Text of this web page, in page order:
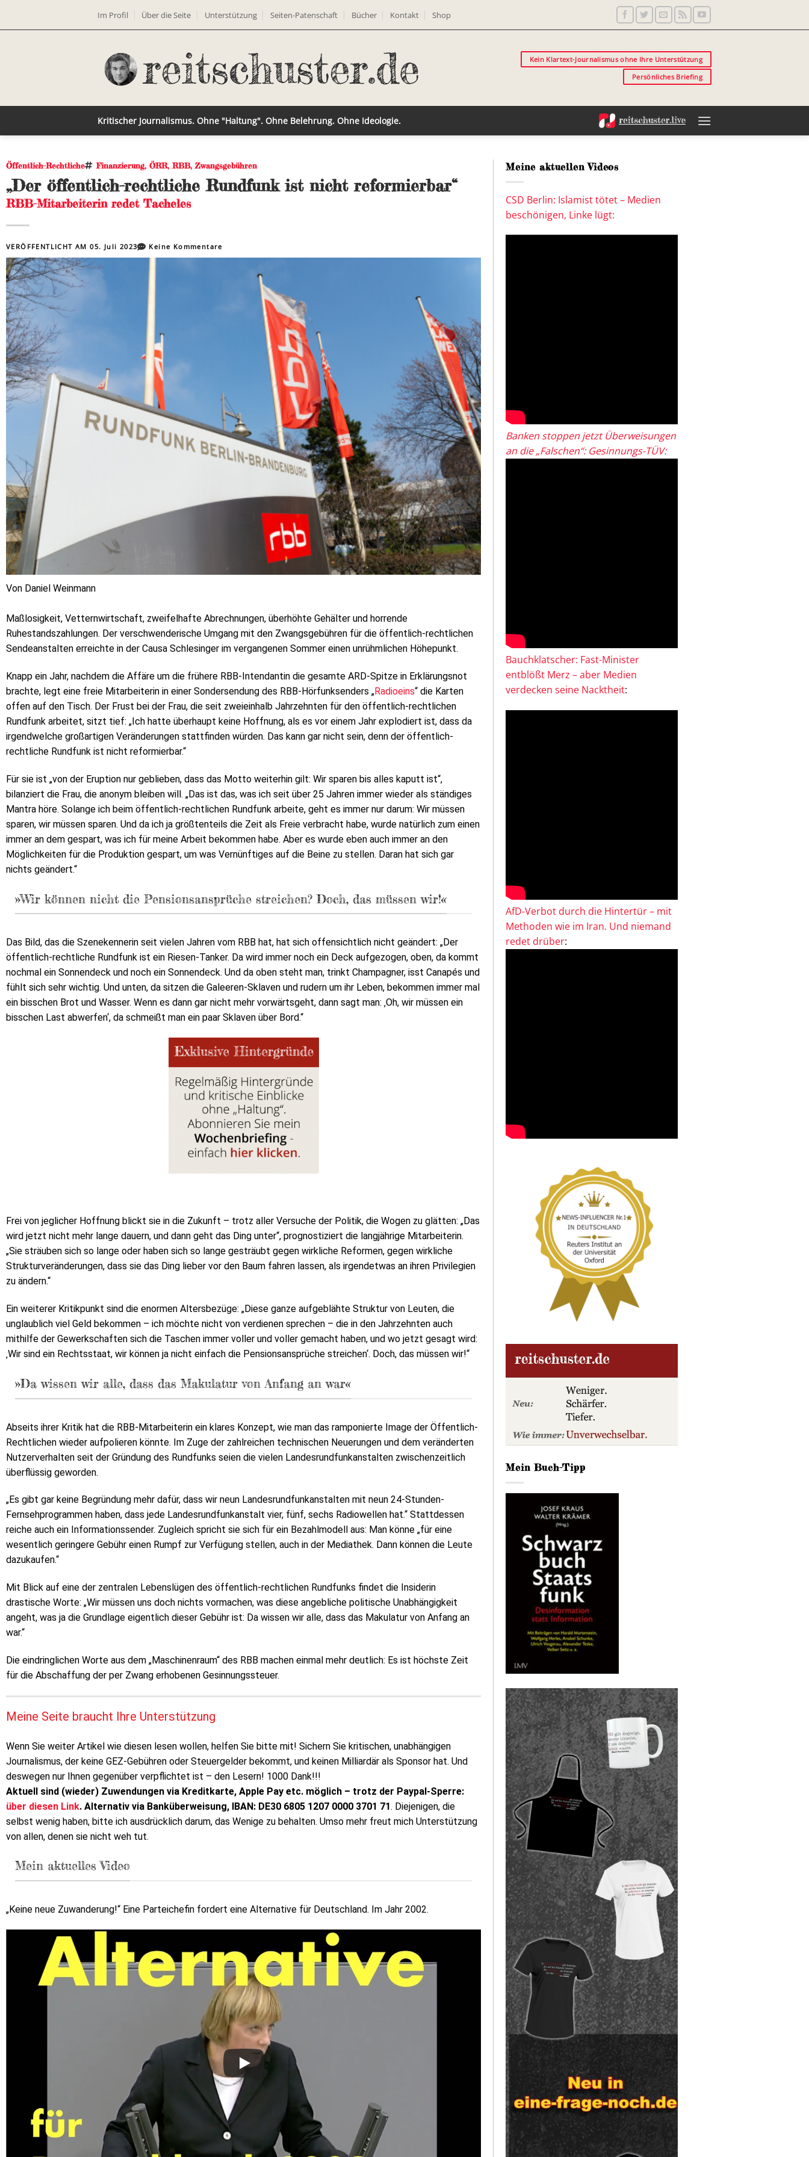
Im Profil Über die Seite Unterstützung Seiten-Patenschaft Bücher Kontakt Shop
Kein Klartext-Journalismus ohne Ihre Unterstützung
Persönliches Briefing
Kritischer Journalismus. Ohne "Haltung". Ohne Belehrung. Ohne Ideologie.
Öffentlich-Rechtliche Finanzierung, ÖRR, RBB, Zwangsgebühren
„Der öffentlich-rechtliche Rundfunk ist nicht reformierbar“
RBB-Mitarbeiterin redet Tacheles
VERÖFFENTLICHT AM05. Juli 2023 Keine Kommentare
Von Daniel Weinmann
Maßlosigkeit, Vetternwirtschaft, zweifelhafte Abrechnungen, überhöhte Gehälter und horrende
Ruhestandszahlungen. Der verschwenderische Umgang mit den Zwangsgebühren für die öffentlich-rechtlichen
Sendeanstalten erreichte in der Causa Schlesinger im vergangenen Sommer einen unrühmlichen Höhepunkt.
Knapp ein Jahr, nachdem die Affäre um die frühere RBB-Intendantin die gesamte ARD-Spitze in Erklärungsnot
brachte, legt eine freie Mitarbeiterin in einer Sondersendung des RBB-Hörfunksenders „Radioeins“ die Karten
offen auf den Tisch. Der Frust bei der Frau, die seit zweieinhalb Jahrzehnten für den öffentlich-rechtlichen
Rundfunk arbeitet, sitzt tief: „Ich hatte überhaupt keine Hoffnung, als es vor einem Jahr explodiert ist, dass da
irgendwelche großartigen Veränderungen stattfinden würden. Das kann gar nicht sein, denn der öffentlich-
rechtliche Rundfunk ist nicht reformierbar.“
Für sie ist „von der Eruption nur geblieben, dass das Motto weiterhin gilt: Wir sparen bis alles kaputt ist“,
bilanziert die Frau, die anonym bleiben will. „Das ist das, was ich seit über 25 Jahren immer wieder als ständiges
Mantra höre. Solange ich beim öffentlich-rechtlichen Rundfunk arbeite, geht es immer nur darum: Wir müssen
sparen, wir müssen sparen. Und da ich ja größtenteils die Zeit als Freie verbracht habe, wurde natürlich zum einen
immer an dem gespart, was ich für meine Arbeit bekommen habe. Aber es wurde eben auch immer an den
Möglichkeiten für die Produktion gespart, um was Vernünftiges auf die Beine zu stellen. Daran hat sich gar
nichts geändert.“
»Wir können nicht die Pensionsansprüche streichen? Doch, das müssen wir!«
Das Bild, das die Szenekennerin seit vielen Jahren vom RBB hat, hat sich offensichtlich nicht geändert: „Der
öffentlich-rechtliche Rundfunk ist ein Riesen-Tanker. Da wird immer noch ein Deck aufgezogen, oben, da kommt
nochmal ein Sonnendeck und noch ein Sonnendeck. Und da oben steht man, trinkt Champagner, isst Canapés und
fühlt sich sehr wichtig. Und unten, da sitzen die Galeeren-Sklaven und rudern um ihr Leben, bekommen immer mal
ein bisschen Brot und Wasser. Wenn es dann gar nicht mehr vorwärtsgeht, dann sagt man: ‚Oh, wir müssen ein
bisschen Last abwerfen‘, da schmeißt man ein paar Sklaven über Bord.“
Frei von jeglicher Hoffnung blickt sie in die Zukunft – trotz aller Versuche der Politik, die Wogen zu glätten: „Das
wird jetzt nicht mehr lange dauern, und dann geht das Ding unter“, prognostiziert die langjährige Mitarbeiterin.
„Sie sträuben sich so lange oder haben sich so lange gesträubt gegen wirkliche Reformen, gegen wirkliche
Strukturveränderungen, dass sie das Ding lieber vor den Baum fahren lassen, als irgendetwas an ihren Privilegien
zu ändern.“
Ein weiterer Kritikpunkt sind die enormen Altersbezüge: „Diese ganze aufgeblähte Struktur von Leuten, die
unglaublich viel Geld bekommen – ich möchte nicht von verdienen sprechen – die in den Jahrzehnten auch
mithilfe der Gewerkschaften sich die Taschen immer voller und voller gemacht haben, und wo jetzt gesagt wird:
‚Wir sind ein Rechtsstaat, wir können ja nicht einfach die Pensionsansprüche streichen‘. Doch, das müssen wir!“
»Da wissen wir alle, dass das Makulatur von Anfang an war«
Abseits ihrer Kritik hat die RBB-Mitarbeiterin ein klares Konzept, wie man das ramponierte Image der Öffentlich-
Rechtlichen wieder aufpolieren könnte. Im Zuge der zahlreichen technischen Neuerungen und dem veränderten
Nutzerverhalten seit der Gründung des Rundfunks seien die vielen Landesrundfunkanstalten zwischenzeitlich
überflüssig geworden.
„Es gibt gar keine Begründung mehr dafür, dass wir neun Landesrundfunkanstalten mit neun 24-Stunden-
Fernsehprogrammen haben, dass jede Landesrundfunkanstalt vier, fünf, sechs Radiowellen hat.“ Stattdessen
reiche auch ein Informationssender. Zugleich spricht sie sich für ein Bezahlmodell aus: Man könne „für eine
wesentlich geringere Gebühr einen Rumpf zur Verfügung stellen, auch in der Mediathek. Dann können die Leute
dazukaufen.“
Mit Blick auf eine der zentralen Lebenslügen des öffentlich-rechtlichen Rundfunks findet die Insiderin
drastische Worte: „Wir müssen uns doch nichts vormachen, was diese angebliche politische Unabhängigkeit
angeht, was ja die Grundlage eigentlich dieser Gebühr ist: Da wissen wir alle, dass das Makulatur von Anfang an
war.“
Die eindringlichen Worte aus dem „Maschinenraum“ des RBB machen einmal mehr deutlich: Es ist höchste Zeit
für die Abschaffung der per Zwang erhobenen Gesinnungssteuer.
Meine Seite braucht Ihre Unterstützung
Wenn Sie weiter Artikel wie diesen lesen wollen, helfen Sie bitte mit! Sichern Sie kritischen, unabhängigen
Journalismus, der keine GEZ-Gebühren oder Steuergelder bekommt, und keinen Milliardär als Sponsor hat. Und
deswegen nur Ihnen gegenüber verpflichtet ist – den Lesern! 1000 Dank!!!
Aktuell sind (wieder) Zuwendungen via Kreditkarte, Apple Pay etc. möglich – trotz der Paypal-Sperre:
über diesen Link. Alternativ via Banküberweisung, IBAN: DE30 6805 1207 0000 3701 71. Diejenigen, die
selbst wenig haben, bitte ich ausdrücklich darum, das Wenige zu behalten. Umso mehr freut mich Unterstützung
von allen, denen sie nicht weh tut.
Mein aktuelles Video
„Keine neue Zuwanderung!“ Eine Parteichefin fordert eine Alternative für Deutschland. Im Jahr 2002.
Meine aktuellen Videos
CSD Berlin: Islamist tötet – Medien
beschönigen, Linke lügt:
Banken stoppen jetzt Überweisungen
an die „Falschen“: Gesinnungs-TÜV:
Bauchklatscher: Fast-Minister
entblößt Merz – aber Medien
verdecken seine Nacktheit:
AfD-Verbot durch die Hintertür – mit
Methoden wie im Iran. Und niemand
redet drüber:
Mein Buch-Tipp